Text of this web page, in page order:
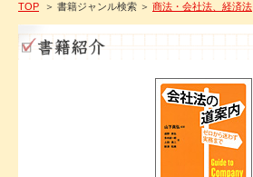
TOP ＞ 書籍ジャンル検索 ＞ 商法・会社法、経済法